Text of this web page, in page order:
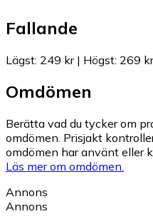
Fallande
Lägst: 249 kr| Högst: 269 kr
Omdömen
Berätta vad du tycker om
omdömen. Prisjakt
omdömen har använt eller
Läs mer om omdömen.
Annons
Annons